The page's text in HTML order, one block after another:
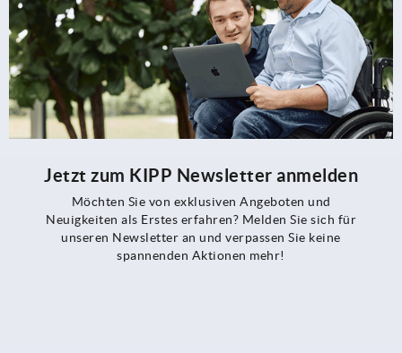
Jetzt zum KIPP Newsletter anmelden
Möchten Sie von exklusiven Angeboten und
Neuigkeiten als Erstes erfahren? Melden Sie sich für
unseren Newsletter an und verpassen Sie keine
spannenden Aktionen mehr!